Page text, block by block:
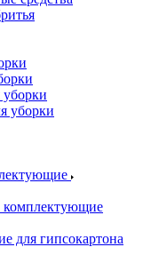
уборки
уборки
комплектующие
для гипсокартона